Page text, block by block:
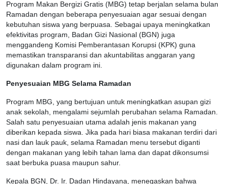
Program Makan Bergizi Gratis (MBG) tetap berjalan selama bulan
Ramadan dengan beberapa penyesuaian agar sesuai dengan
kebutuhan siswa yang berpuasa. Sebagai upaya meningkatkan
efektivitas program, Badan Gizi Nasional (BGN) juga
menggandeng Komisi Pemberantasan Korupsi (KPK) guna
memastikan transparansi dan akuntabilitas anggaran yang
digunakan dalam program ini.
Penyesuaian MBG Selama Ramadan
Program MBG, yang bertujuan untuk meningkatkan asupan gizi
anak sekolah, mengalami sejumlah perubahan selama Ramadan.
Salah satu penyesuaian utama adalah jenis makanan yang
diberikan kepada siswa. Jika pada hari biasa makanan terdiri dari
nasi dan lauk pauk, selama Ramadan menu tersebut diganti
dengan makanan yang lebih tahan lama dan dapat dikonsumsi
saat berbuka puasa maupun sahur.
Kepala BGN, Dr. Ir. Dadan Hindayana, menegaskan bahwa